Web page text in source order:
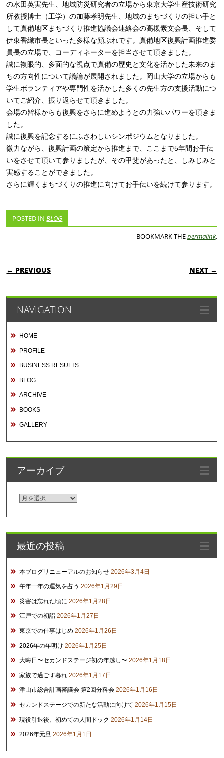
の水田英実先生、地域防災研究者の立場から東京大学生産技術研究
所教授博士（工学）の加藤孝明先生、地域のまちづくりの担い手と
して真備地区まちづくり推進協議会連絡会の高槻素文会長、そして
伊東香織市長といった多様な顔ぶれです。真備地区復興計画推進委
員長の立場で、コーディネーターを担当させて頂きました。
誠に複眼的、多面的な視点で真備の歴史と文化を活かした未来のま
ちの方向性について議論が展開されました。岡山大学の立場からも
学生ボランティアや専門性を活かした多くの先生方の支援活動につ
いてご紹介、振り返らせて頂きました。
会場の皆様からも復興をさらに進めようとの力強いパワーを頂きま
した。
誠に復興を記念するにふさわしいシンポジウムとなりました。
微力ながら、復興計画の策定から推進まで、ここまで5年間お手伝
いをさせて頂いて参りましたが、その甲斐があったと、しみじみと
実感することができました。
さらに輝くまちづくりの推進に向けてお手伝いを続けて参ります。
POSTED INBLOG
BOOKMARK THEpermalink.
POST NAVIGATION
← PREVIOUS NEXT →
NAVIGATION
HOME
PROFILE
BUSINESS RESULTS
BLOG
ARCHIVE
BOOKS
GALLERY
アーカイブ
ア
イ
ブ
最近の投稿
本ブログリニューアルのお知らせ 2026年3月4日
午年一年の運気を占う 2026年1月29日
災害は忘れた頃に 2026年1月28日
江戸での初詣 2026年1月27日
東京での仕事はじめ 2026年1月26日
2026年の年明け 2026年1月25日
大晦日〜セカンドステージ初の年越し〜 2026年1月18日
家族で過ごす暮れ 2026年1月17日
津山市総合計画審議会 第2回分科会 2026年1月16日
セカンドステージでの新たな活動に向けて 2026年1月15日
現役引退後、初めての人間ドック 2026年1月14日
2026年元旦 2026年1月1日